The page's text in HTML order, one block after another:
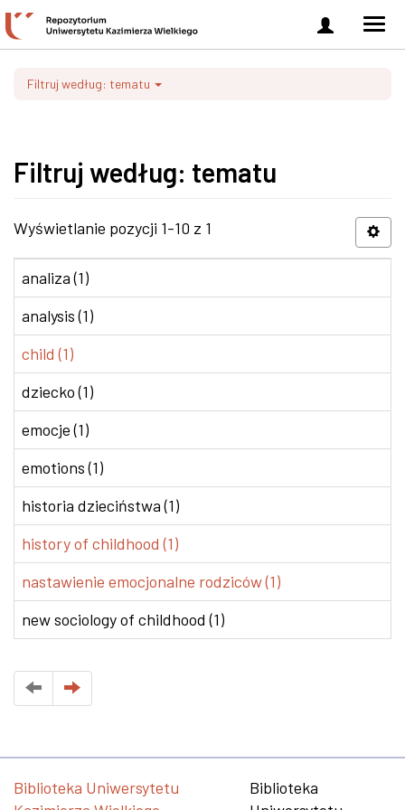
Zaloguj
się
Filtruj według: tematu
Filtruj według: tematu
Wyświetlanie pozycji 1-10 z 1
analiza (1)
analysis (1)
child (1)
dziecko (1)
emocje (1)
emotions (1)
historia dzieciństwa (1)
history of childhood (1)
nastawienie emocjonalne rodziców (1)
new sociology of childhood (1)
Biblioteka Uniwersytetu
Biblioteka